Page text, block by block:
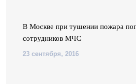
В Москве при тушении пожара
сотрудников МЧС
23 сентября, 2016